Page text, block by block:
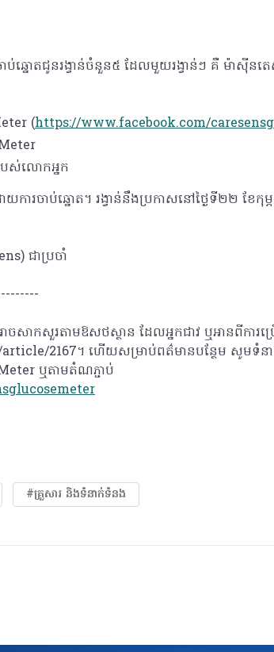
ប់ឆ្នោតជូនរង្វាន់ចំនួន៥ ដែលមួយរង្វាន់ៗ គឺ ម៉ាស៊ីនតេ
(https://www.facebook.com/
ស់លោកអ្នក
ារចាប់ឆ្នោត។ រង្វាន់នឹងប្រកាសនៅថ្ងៃទី២២ ខែកុម្
ជាប្រចាំ
សាកសួរតាមឱសថស្ថាន ដែលអ្នកជាវ ឬអានពីការប្
2167។ ហើយសម្រាប់ពត៌មានបន្ថែម សូមទំន
ឬតាមតំណភ្ជាប់
#គ្រួសារ​ និងទំនាក់ទំនង